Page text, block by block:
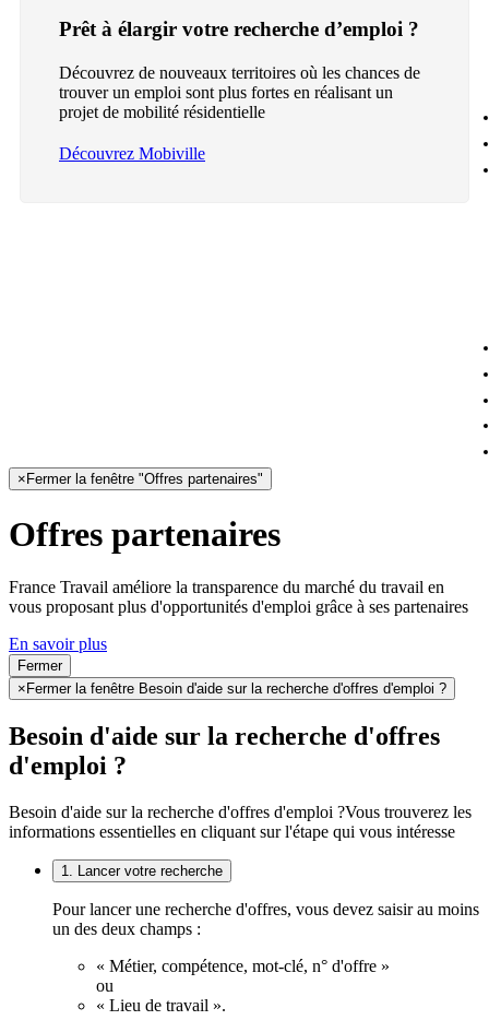
Prêt à élargir votre recherche d’emploi ?
Découvrez de nouveaux territoires où les chances de
trouver un emploi sont plus fortes en réalisant un
projet de mobilité résidentielle
Découvrez Mobiville
× Fermer la fenêtre "Offres partenaires"
Offres partenaires
France Travail améliore la transparence du marché du travail en
vous proposant plus d'opportunités d'emploi grâce à ses partenaires
En savoir plus
Fermer
× Fermer la fenêtre Besoin d'aide sur la recherche d'offres d'emploi ?
Besoin d'aide sur la recherche d'offres
d'emploi ?
Besoin d'aide sur la recherche d'offres d'emploi ?Vous trouverez les
informations essentielles en cliquant sur l'étape qui vous intéresse
1. Lancer votre recherche
Pour lancer une recherche d'offres, vous devez saisir au moins
un des deux champs :
« Métier, compétence, mot-clé, n° d'offre »
ou
« Lieu de travail ».